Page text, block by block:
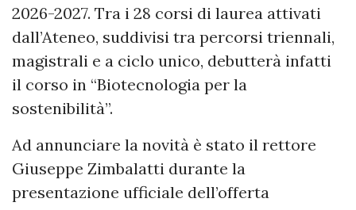
2026-2027. Tra i 28 corsi di laurea attivati
dall’Ateneo, suddivisi tra percorsi triennali,
magistrali e a ciclo unico, debutterà infatti
il corso in “Biotecnologia per la
sostenibilità”.
Ad annunciare la novità è stato il rettore
Giuseppe Zimbalatti durante la
presentazione ufficiale dell’offerta